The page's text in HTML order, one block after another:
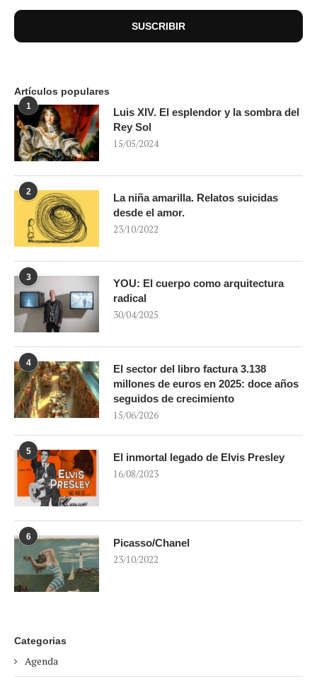
Artículos populares
1
Luis XIV. El esplendor y la sombra del
Rey Sol
15/05/2024
2
La niña amarilla. Relatos suicidas
desde el amor.
23/10/2022
3
YOU: El cuerpo como arquitectura
radical
30/04/2025
4
El sector del libro factura 3.138
millones de euros en 2025: doce años
seguidos de crecimiento
15/06/2026
5
El inmortal legado de Elvis Presley
16/08/2023
6
Picasso/Chanel
23/10/2022
Categorias
Agenda